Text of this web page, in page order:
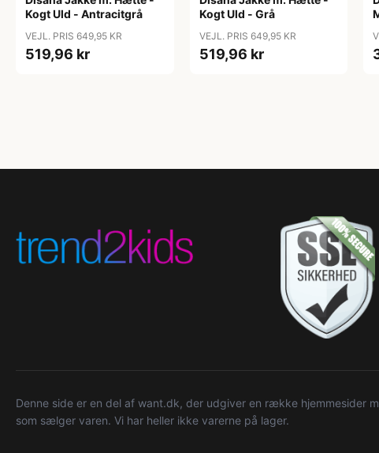
Kogt Uld - Antracitgrå
VEJL. PRIS 649,95 KR
519,96 kr
Kogt Uld - Grå
VEJL. PRIS 649,95 KR
519,96 kr
Denne side er en del af want.dk, der udgiver en række hjemmesider
som sælger varen. Vi har heller ikke varerne på lager.